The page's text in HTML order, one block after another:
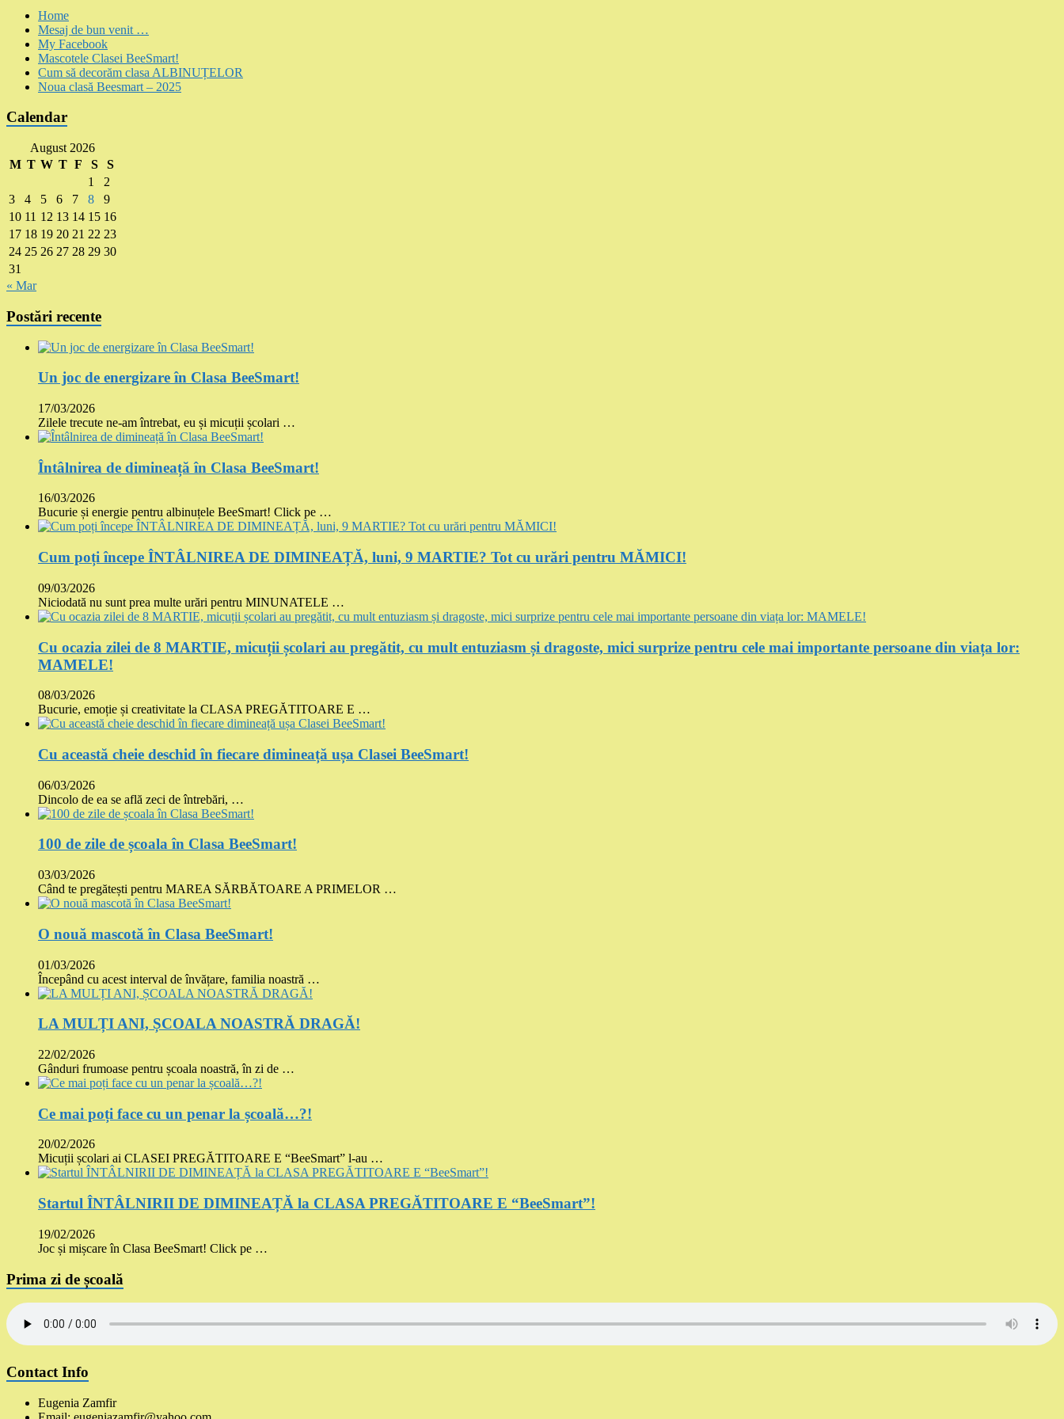
Home
Mesaj de bun venit …
My Facebook
Mascotele Clasei BeeSmart!
Cum să decorăm clasa ALBINUȚELOR
Noua clasă Beesmart – 2025
Calendar
August 2026
M T W T F S
S
1
2
3
4 5 6 7 8
9
10 11 12 13 14 15 16
17 18 19 20 21 22 23
24 25 26 27 28 29 30
31
« Mar
Postări recente
Un joc de energizare în Clasa BeeSmart!
17/03/2026
Zilele trecute ne-am întrebat, eu și micuții școlari …
Întâlnirea de dimineață în Clasa BeeSmart!
16/03/2026
Bucurie și energie pentru albinuțele BeeSmart! Click pe …
Cum poți începe ÎNTÂLNIREA DE DIMINEAȚĂ, luni, 9 MARTIE? Tot cu urări pentru MĂMICI!
09/03/2026
Niciodată nu sunt prea multe urări pentru MINUNATELE …
Cu ocazia zilei de 8 MARTIE, micuții școlari au pregătit, cu mult entuziasm și dragoste, mici surprize pentru cele mai importante persoane din viața lor:
MAMELE!
08/03/2026
Bucurie, emoție și creativitate la CLASA PREGĂTITOARE E …
Cu această cheie deschid în fiecare dimineață ușa Clasei BeeSmart!
06/03/2026
Dincolo de ea se află zeci de întrebări, …
100 de zile de școala în Clasa BeeSmart!
03/03/2026
Când te pregătești pentru MAREA SĂRBĂTOARE A PRIMELOR …
O nouă mascotă în Clasa BeeSmart!
01/03/2026
Începând cu acest interval de învățare, familia noastră …
LA MULȚI ANI, ȘCOALA NOASTRĂ DRAGĂ!
22/02/2026
Gânduri frumoase pentru școala noastră, în zi de …
Ce mai poți face cu un penar la școală…?!
20/02/2026
Micuții școlari ai CLASEI PREGĂTITOARE E “BeeSmart” l-au …
Startul ÎNTÂLNIRII DE DIMINEAȚĂ la CLASA PREGĂTITOARE E “BeeSmart”!
19/02/2026
Joc și mișcare în Clasa BeeSmart! Click pe …
Prima zi de școală
Contact Info
Eugenia Zamfir